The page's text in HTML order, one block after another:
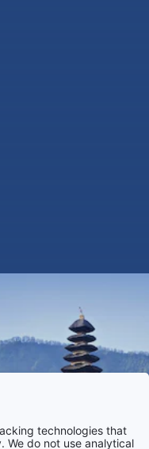
technologies that
We do not use analytical